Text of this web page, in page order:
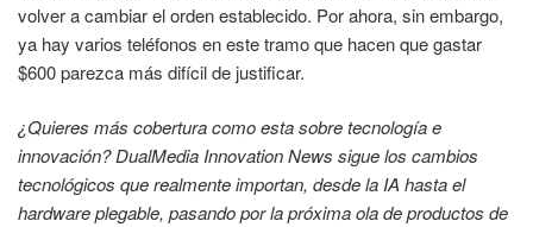
volver a cambiar el orden establecido. Por ahora, sin embargo,
ya hay varios teléfonos en este tramo que hacen que gastar
$600 parezca más difícil de justificar.
¿Quieres más cobertura como esta sobre tecnología e
innovación? DualMedia Innovation News sigue los cambios
tecnológicos que realmente importan, desde la IA hasta el
hardware plegable, pasando por la próxima ola de productos de